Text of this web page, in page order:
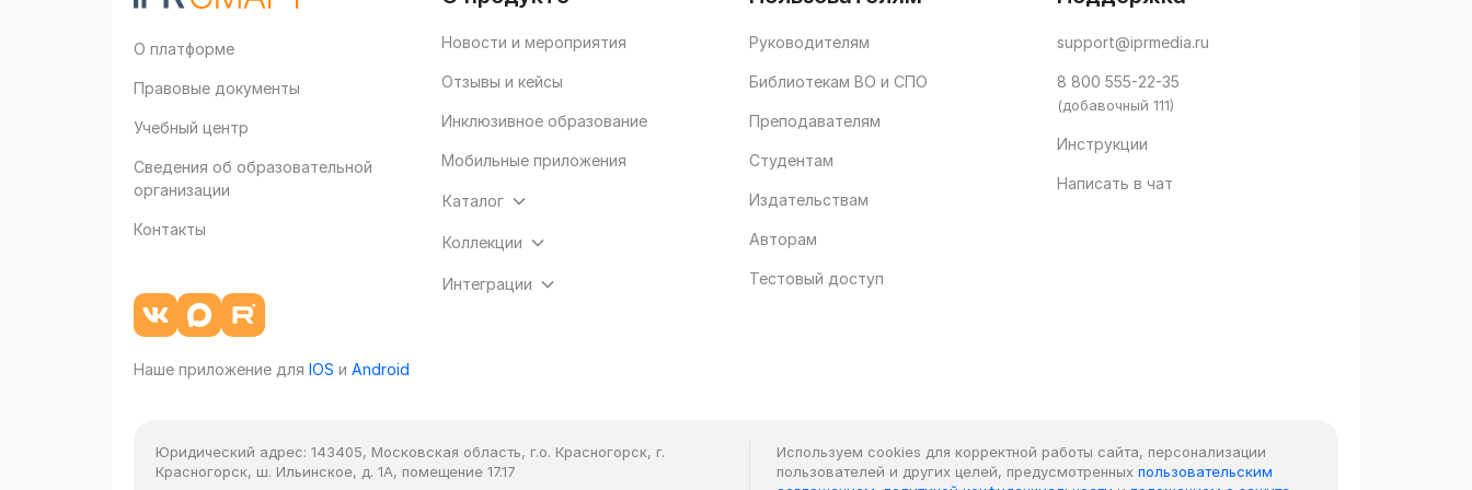
О платформе
Правовые документы
Учебный центр
Сведения об образовательной
организации
Контакты
Наше приложение для IOS и Android
Новости и мероприятия
Отзывы и кейсы
Инклюзивное образование
Мобильные приложения
Каталог
Коллекции
Интеграции
Руководителям
Библиотекам ВО и СПО
Преподавателям
Студентам
Издательствам
Авторам
Тестовый доступ
support@iprmedia.ru
8 800 555-22-35
(добавочный 111)
Инструкции
Написать в чат
Юридический адрес: 143405, Московская область, г.о. Красногорск, г.
Красногорск, ш. Ильинское, д. 1А, помещение 17.17
Используем cookies для корректной работы сайта, персонализации
пользователей и других целей, предусмотренных пользовательским